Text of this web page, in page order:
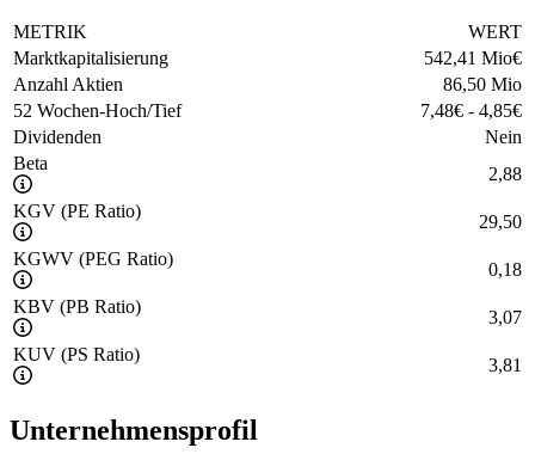
METRIK
WERT
Marktkapitalisierung
542,41 Mio€
Anzahl Aktien
86,50 Mio
52 Wochen-Hoch/Tief
7,48€ - 4,85€
Dividenden
Nein
Beta
2,88
KGV (PE Ratio)
29,50
KGWV (PEG Ratio)
0,18
KBV (PB Ratio)
3,07
KUV (PS Ratio)
3,81
Unternehmensprofil